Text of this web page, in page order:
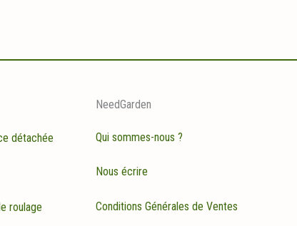
détachée
roulage
NeedGarden
Qui sommes-nous ?
Nous écrire
Conditions Générales de Ventes